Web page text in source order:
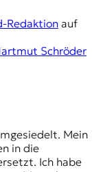
Redaktionauf
Schröder
in die
Ich habe